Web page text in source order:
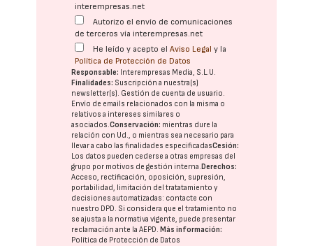
interempresas.net
Autorizo el envío de comunicaciones
de terceros vía interempresas.net
He leído y acepto elAviso Legal y la
Política de Protección de Datos
Responsable: Interempresas Media, S.L.U.
Finalidades: Suscripción a nuestra(s)
newsletter(s). Gestión de cuenta de usuario.
Envío de emails relacionados con la misma o
relativos a intereses similares o
asociados.Conservación: mientras dure la
relación con Ud., o mientras sea necesario para
llevar a cabo las finalidades especificadasCesión:
Los datos pueden cederse a otras empresas del
grupo por motivos de gestión interna. Derechos:
Acceso, rectificación, oposición, supresión,
portabilidad, limitación del tratatamiento y
decisiones automatizadas: contacte con
nuestro DPD. Si considera que el tratamiento no
se ajusta a la normativa vigente, puede presentar
reclamación ante laAEPD. Más información:
Política de Protección de Datos